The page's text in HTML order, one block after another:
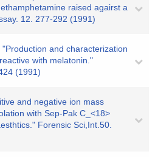
raised agairst a
12. 277-292 (1991)
"Production and characterization
with melatonin."
(1991)
and negative ion mass
with Sep-Pak C_<18>
Forensic Sci,Int.50.